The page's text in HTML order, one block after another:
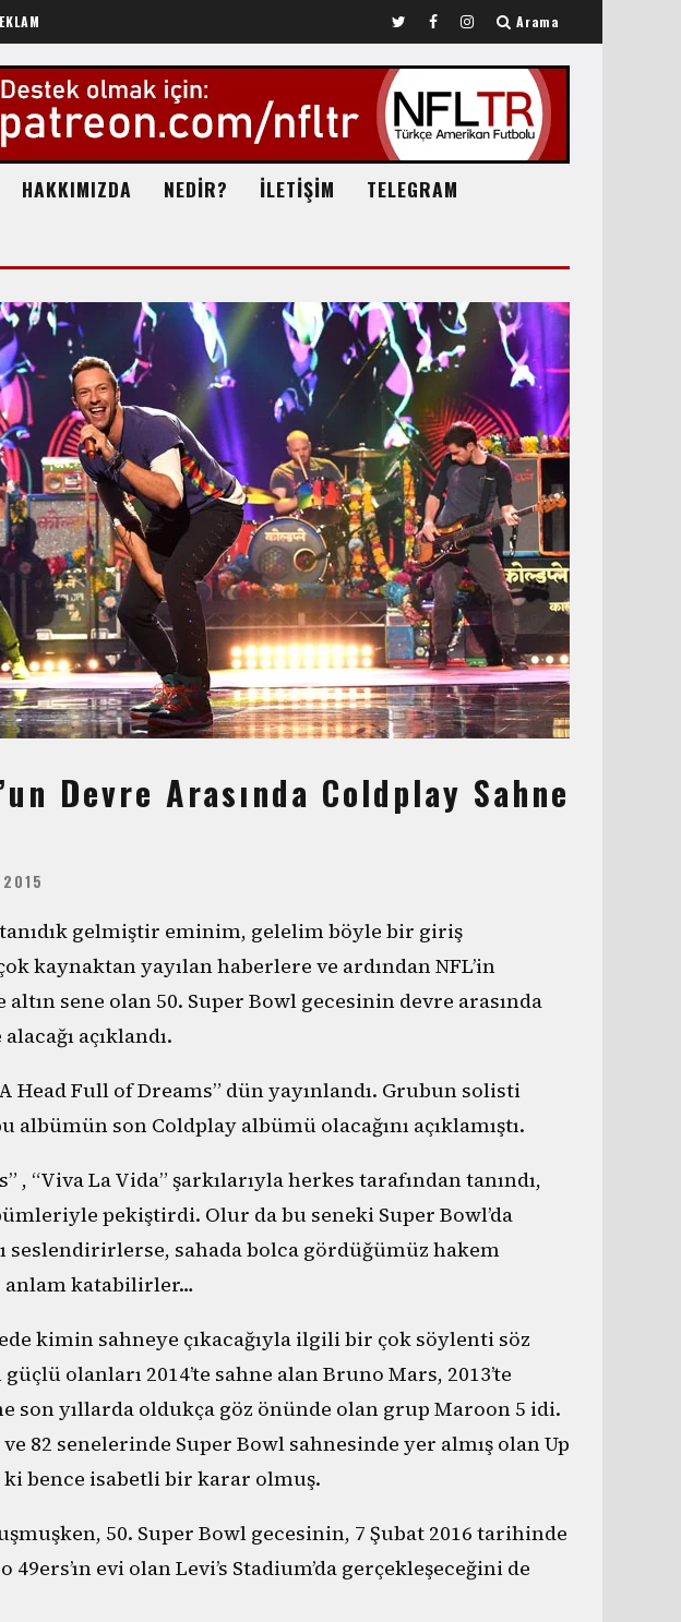
Arama
HAKKIMIZDA NEDİR? İLETİŞİM
TELEGRAM
Devre Arasında Coldplay Sahne
gelmiştir eminim, gelelim böyle bir giriş
kaynaktan yayılan haberlere ve ardından NFL’in
altın sene olan 50. Super Bowl gecesinin devre arasında
açıklandı.
Head Full of Dreams” dün yayınlandı. Grubun solisti
son Coldplay albümü olacağını açıklamıştı.
, “Viva La Vida” şarkılarıyla herkes tarafından tanındı,
pekiştirdi. Olur da bu seneki Super Bowl’da
seslendirirlerse, sahada bolca gördüğümüz hakem
anlam katabilirler…
kimin sahneye çıkacağıyla ilgili bir çok söylenti söz
olanları 2014’te sahne alan Bruno Mars, 2013’te
son yıllarda oldukça göz önünde olan grup Maroon 5 idi.
82 senelerinde Super Bowl sahnesinde yer almış olan Up
bence isabetli bir karar olmuş.
50. Super Bowl gecesinin, 7 Şubat 2016 tarihinde
evi olan Levi’s Stadium’da gerçekleşeceğini de